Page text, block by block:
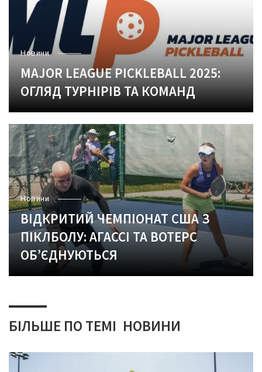
Новини
MAJOR LEAGUE PICKLEBALL 2025:
ОГЛЯД ТУРНІРІВ ТА КОМАНД
Новини
ВІДКРИТИЙ ЧЕМПІОНАТ США З
ПІКЛБОЛУ: АГАССІ ТА ВОТЕРС
ОБ’ЄДНУЮТЬСЯ
БІЛЬШЕ ПО ТЕМІ НОВИНИ